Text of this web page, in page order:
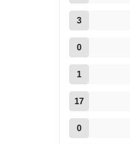
3
0
1
17
0